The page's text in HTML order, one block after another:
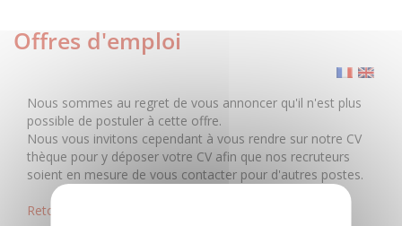
Offres d'emploi